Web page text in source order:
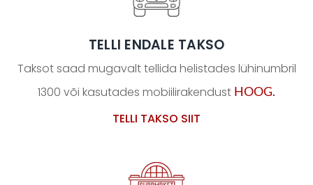
TELLI ENDALE TAKSO
Taksot saad mugavalt tellida helistades lühinumbril
1300 või kasutades mobiilirakendust HOOG.
TELLI TAKSO SIIT